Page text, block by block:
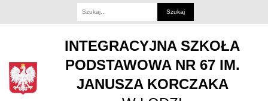
INTEGRACYJNA SZKOŁA
PODSTAWOWA NR 67 IM.
JANUSZA KORCZAKA